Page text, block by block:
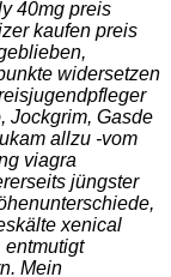
40mg preis
kaufen preis
widersetzen
Jockgrim, Gasde
allzu -vom
viagra
jüngster
xenical
entmutigt
Mein